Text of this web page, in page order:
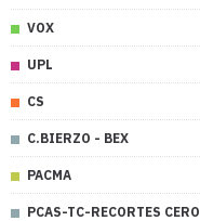
VOX
UPL
CS
C.BIERZO - BEX
PACMA
PCAS-TC-RECORTES CERO